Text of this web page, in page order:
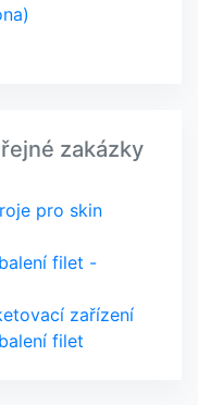
zakázky
pro skin
filet -
zařízení
filet